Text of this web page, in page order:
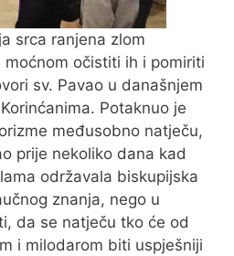
srca ranjena zlom
moćnom očistiti ih i pomiriti
sv. Pavao u današnjem
Potaknuo je
međusobno natječu,
prije nekoliko dana kad
održavala biskupijska
znanja, nego u
da se natječu tko će od
i milodarom biti uspješniji